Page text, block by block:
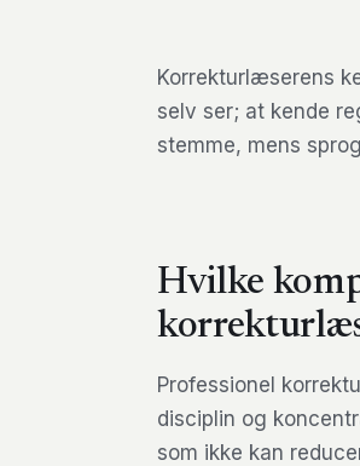
Korrekturlæserens
selv ser; at kende
stemme, mens
Hvilke
Professionel
disciplin og
som ikke kan